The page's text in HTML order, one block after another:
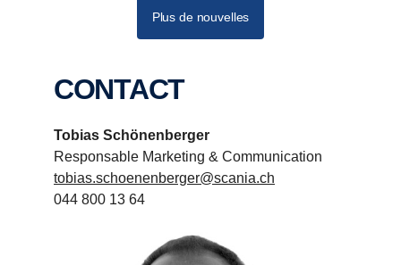
Plus de nouvelles
CONTACT
Tobias Schönenberger
Responsable Marketing & Communication
tobias.schoenenberger@scania.ch
044 800 13 64